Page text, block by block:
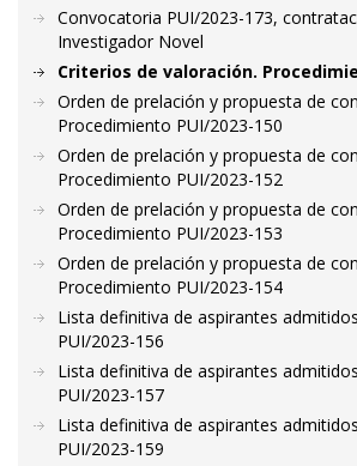
Convocatoria PUI/2023-173,
Investigador Novel
Criterios de valoración.
Orden de prelación y propuesta de
Procedimiento PUI/2023-150
Orden de prelación y propuesta de
Procedimiento PUI/2023-152
Orden de prelación y propuesta de
Procedimiento PUI/2023-153
Orden de prelación y propuesta de
Procedimiento PUI/2023-154
Lista definitiva de aspirantes
PUI/2023-156
Lista definitiva de aspirantes
PUI/2023-157
Lista definitiva de aspirantes
PUI/2023-159